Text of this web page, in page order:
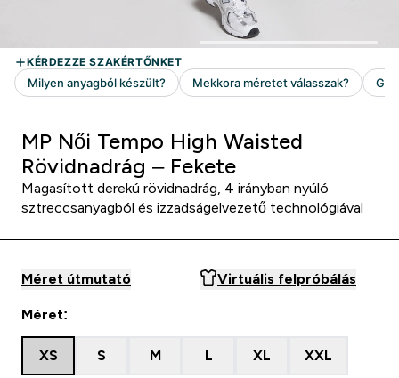
MP Női Tempo High Waisted
Rövidnadrág – Fekete
Magasított derekú rövidnadrág, 4 irányban nyúló
sztreccsanyagból és izzadságelvezető technológiával
Méret útmutató Virtuális felpróbálás
Méret:
XS S M L XL XXL